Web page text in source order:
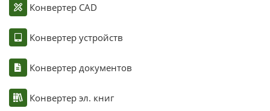
Конвертер CAD
Конвертер устройств
Конвертер документов
Конвертер эл. книг